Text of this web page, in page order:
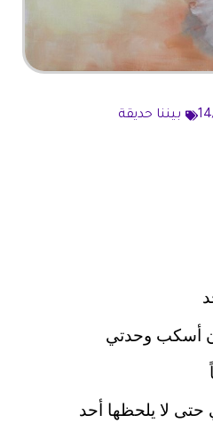
بيننا حديقة
أن أسكب وحدتي
حتى لا يلحظها أحد